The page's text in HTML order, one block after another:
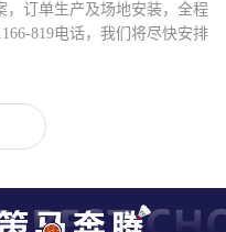
订单生产及场地安装，全程
819电话，我们将尽快安排